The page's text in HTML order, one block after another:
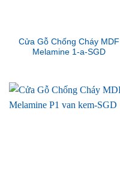
Cửa Gỗ Chống Cháy MDF
Melamine 1-a-SGD